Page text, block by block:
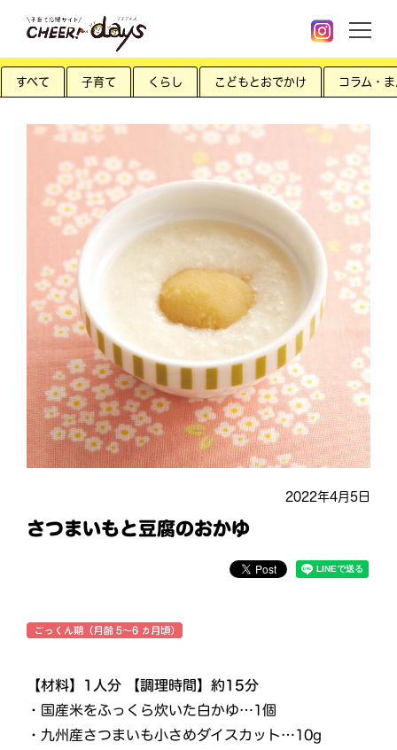
すべて 子育て くらし こどもとおでかけ コラム・
2022年4月5日
さつまいもと豆腐のおかゆ
【材料】1人分 【調理時間】約15分
・国産米をふっくら炊いた白かゆ…1個
・九州産さつまいも小さめダイスカット…10g